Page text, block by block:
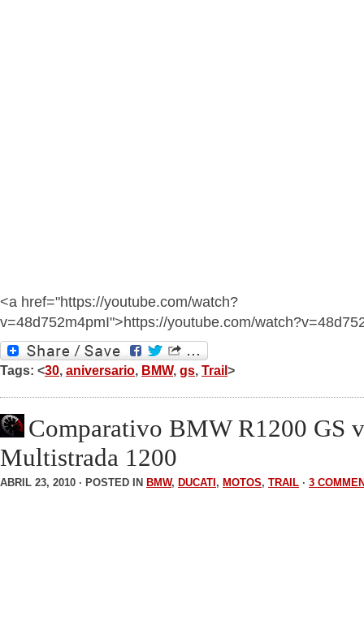
<a href="https://youtube.com/watch?
v=48d752m4pmI">https://youtube.com/
Tags: <30, aniversario, BMW, gs, Trail>
Comparativo BMW R1200 GS
Multistrada 1200
ABRIL 23, 2010 · POSTED IN BMW, DUCATI , MOTOS, TRAIL · 3